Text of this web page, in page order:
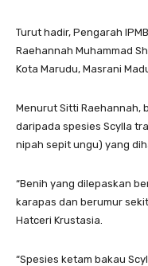
Turut hadir, Pengarah
Raehannah Muhammad
Kota Marudu, Masrani
Menurut Sitti Raehannah,
daripada spesies Scylla
nipah sepit ungu) yang
“Benih yang dilepaskan
karapas dan berumur
Hatceri Krustasia.
“Spesies ketam bakau